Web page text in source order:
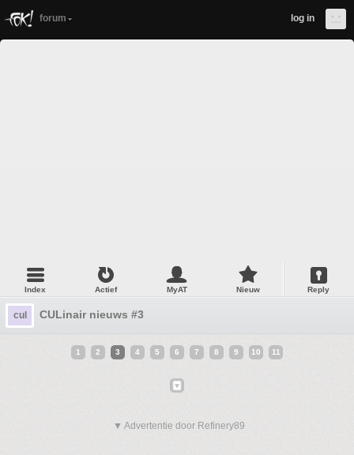
forum log in
Index Actief MyAT Nieuw Reply
cul CULinair nieuws #3
1 2 3 4 5 6 7 8 9 10 11
▼ Advertentie door Refinery89